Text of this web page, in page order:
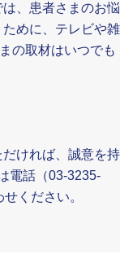
、患者さまのお悩
めに、テレビや雑
の取材はいつでも
ければ、誠意を持
電話（03-3235-
ください。